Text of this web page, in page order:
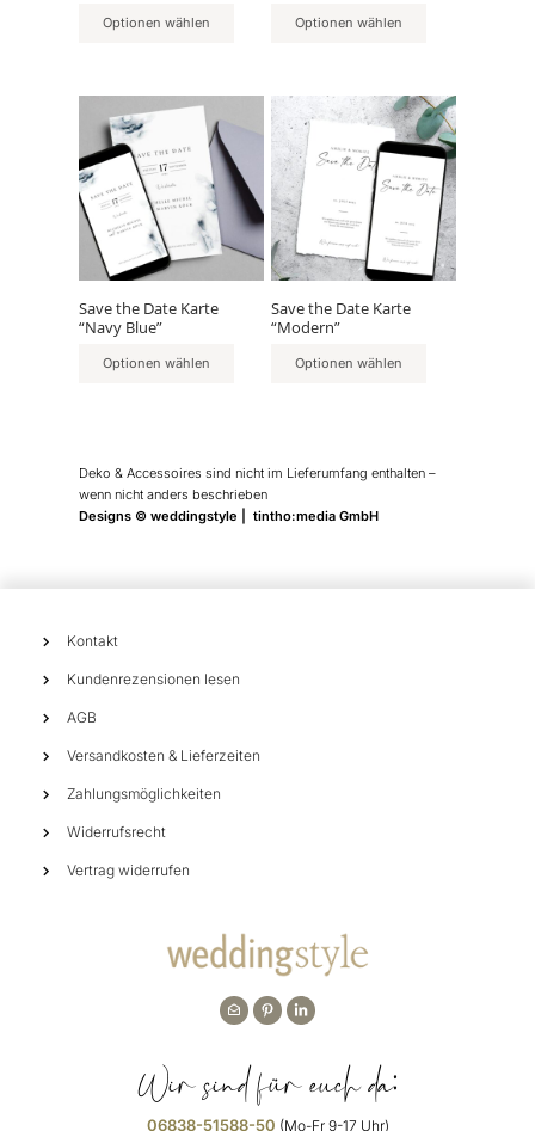
Optionen wählen Optionen wählen
Save the Date Karte
“Navy Blue”
Optionen wählen
Save the Date Karte
“Modern”
Optionen wählen
Deko & Accessoires sind nicht im Lieferumfang enthalten –
wenn nicht anders beschrieben
Designs © weddingstyle | tintho:media GmbH
Kontakt
Kundenrezensionen lesen
AGB
Versandkosten & Lieferzeiten
Zahlungsmöglichkeiten
Widerrufsrecht
Vertrag widerrufen
Wir sind für euch da:
06838-51588-50 (Mo-Fr 9-17 Uhr)